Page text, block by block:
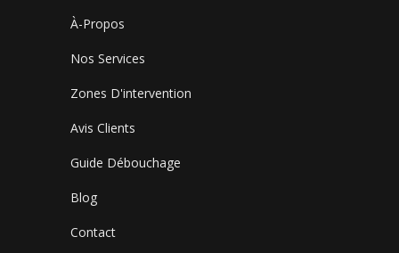
À-Propos
Nos Services
Zones D'intervention
Avis Clients
Guide Débouchage
Blog
Contact